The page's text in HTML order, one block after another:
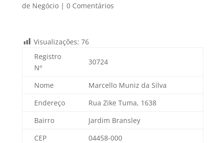
de Negócio| 0 Comentários
Visualizações: 76
Registro
Nº
30724
Nome
Marcello Muniz da Silva
Endereço
Rua Zike Tuma, 1638
Bairro
Jardim Bransley
CEP
04458-000